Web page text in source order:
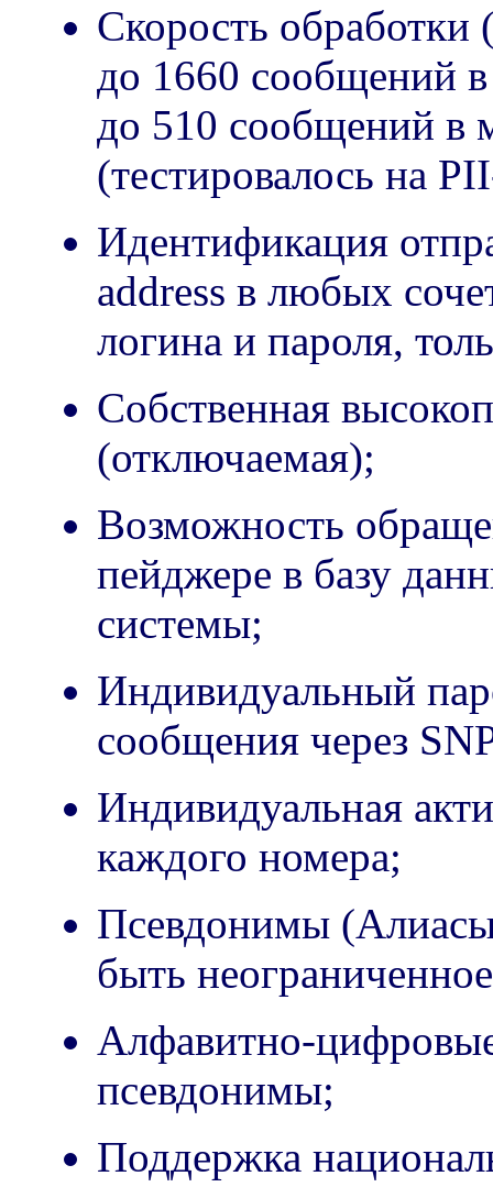
Cкорость обработки
до 1660 сообщений в
до 510 сообщений в
(тестировалось на
Идентификация
address в любых
логина и пароля,
Собственная
(отключаемая);
Возможность
пейджере в базу
системы;
Индивидуальный
сообщения через
Индивидуальная
каждого номера;
Псевдонимы
быть
Алфавитно-
псевдонимы;
Поддержка